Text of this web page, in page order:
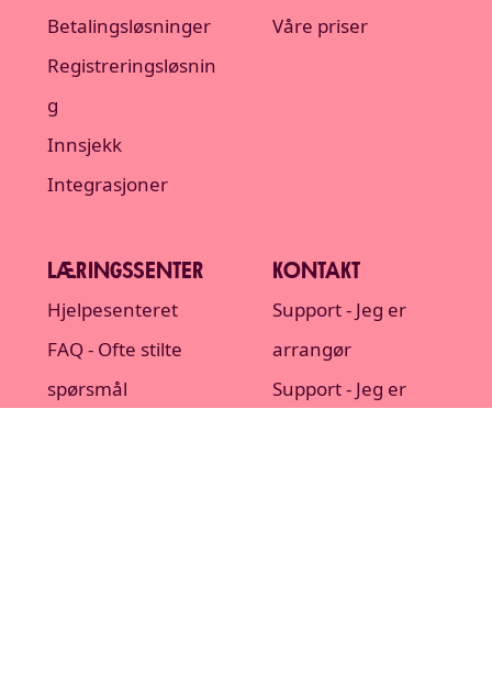
Betalingsløsninger
Registreringsløsnin
g
Innsjekk
Integrasjoner
Våre priser
LÆRINGSSENTER
Hjelpesenteret
FAQ - Ofte stilte
spørsmål
KONTAKT
Support - Jeg er
arrangør
Support - Jeg er